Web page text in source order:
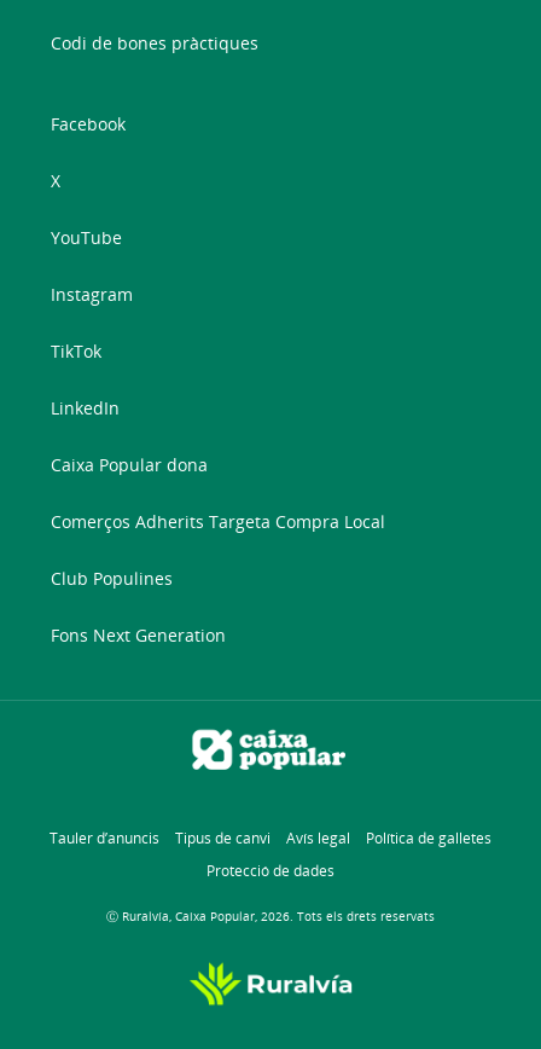
Codi de bones pràctiques
Facebook
X
YouTube
Instagram
TikTok
LinkedIn
Caixa Popular dona
Comerços Adherits Targeta Compra Local
Club Populines
Fons Next Generation
Tauler d’anuncis Tipus de canvi Avís legal
Política de galletes
Protecció de dades
Ⓒ Ruralvía, Caixa Popular, 2026. Tots els drets reservats